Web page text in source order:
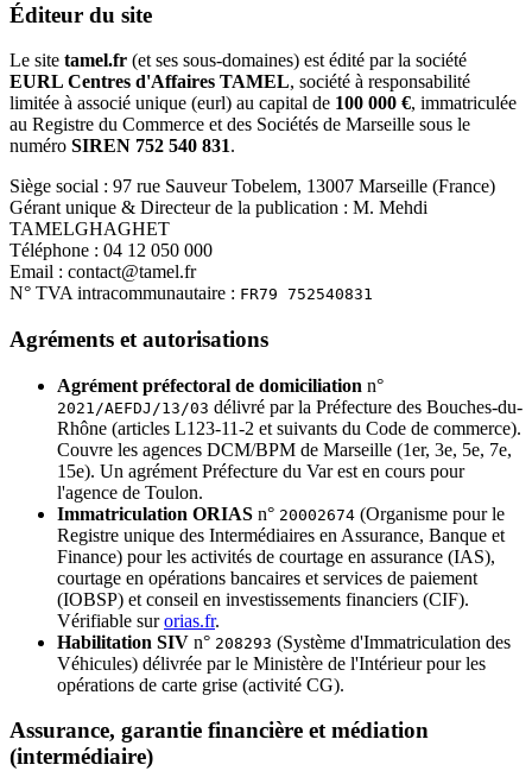
Éditeur du site
Le site tamel.fr (et ses sous-domaines) est édité par la société
EURL Centres d'Affaires TAMEL, société à responsabilité
limitée à associé unique (eurl) au capital de 100 000 €, immatriculée
au Registre du Commerce et des Sociétés de Marseille sous le
numéro SIREN 752 540 831.
Siège social : 97 rue Sauveur Tobelem, 13007 Marseille (France)
Gérant unique & Directeur de la publication : M. Mehdi
TAMELGHAGHET
Téléphone : 04 12 050 000
Email : contact@tamel.fr
N° TVA intracommunautaire : FR79 752540831
Agréments et autorisations
Agrément préfectoral de domiciliation n°
2021/AEFDJ/13/03 délivré par la Préfecture des Bouches-du-
Rhône (articles L123-11-2 et suivants du Code de commerce).
Couvre les agences DCM/BPM de Marseille (1er, 3e, 5e, 7e,
15e). Un agrément Préfecture du Var est en cours pour
l'agence de Toulon.
Immatriculation ORIAS n° 20002674 (Organisme pour le
Registre unique des Intermédiaires en Assurance, Banque et
Finance) pour les activités de courtage en assurance (IAS),
courtage en opérations bancaires et services de paiement
(IOBSP) et conseil en investissements financiers (CIF).
Vérifiable surorias.fr.
Habilitation SIV n° 208293 (Système d'Immatriculation des
Véhicules) délivrée par le Ministère de l'Intérieur pour les
opérations de carte grise (activité CG).
Assurance, garantie financière et médiation
(intermédiaire)